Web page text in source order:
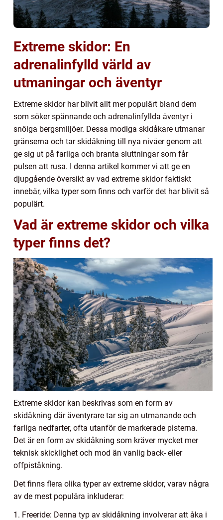
Extreme skidor: En
adrenalinfylld värld av
utmaningar och äventyr
Extreme skidor har blivit allt mer populärt bland dem
som söker spännande och adrenalinfyllda äventyr i
snöiga bergsmiljöer. Dessa modiga skidåkare utmanar
gränserna och tar skidåkning till nya nivåer genom att
ge sig ut på farliga och branta sluttningar som får
pulsen att rusa. I denna artikel kommer vi att ge en
djupgående översikt av vad extreme skidor faktiskt
innebär, vilka typer som finns och varför det har blivit så
populärt.
Vad är extreme skidor och vilka
typer finns det?
Extreme skidor kan beskrivas som en form av
skidåkning där äventyrare tar sig an utmanande och
farliga nedfarter, ofta utanför de markerade pisterna.
Det är en form av skidåkning som kräver mycket mer
teknisk skicklighet och mod än vanlig back- eller
offpiståkning.
Det finns flera olika typer av extreme skidor, varav några
av de mest populära inkluderar:
1. Freeride: Denna typ av skidåkning involverar att åka i